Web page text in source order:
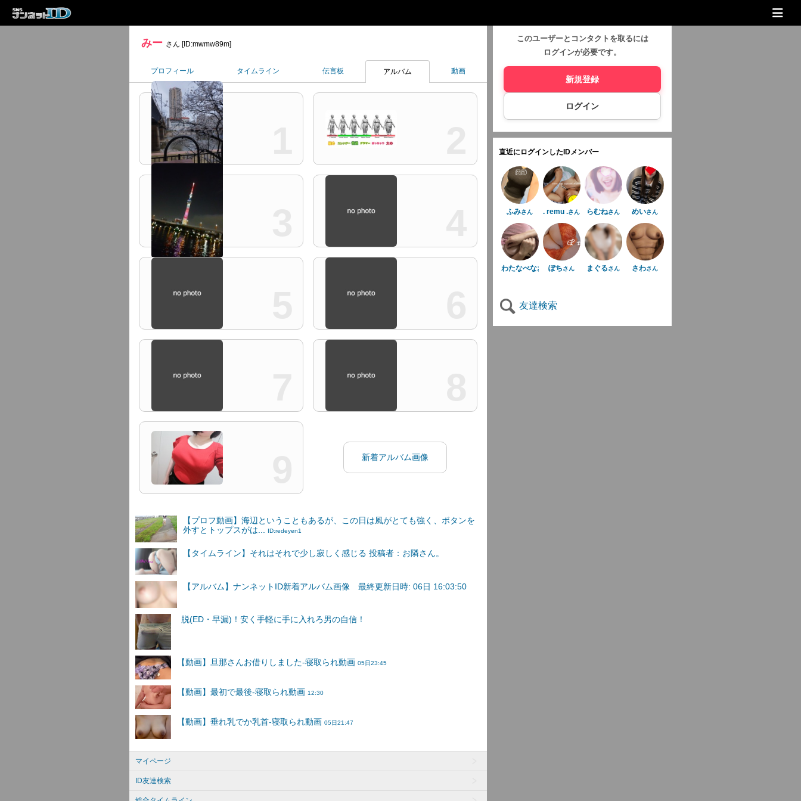
みー さん [ID:mwmw89m]
プロフィール タイムライン 伝言板 アルバム 動画
新着アルバム画像
【プロフ動画】海辺ということもあるが、この日は風がとても強く、ボタンを
外すとトップスがは...
ID:redeyen1
【タイムライン】それはそれで少し寂しく感じる 投稿者：お隣さん。
【アルバム】ナンネットID新着アルバム画像 最終更新日時: 06日 16:03:50
マイページ
ID友達検索
このユーザーとコンタクトを取るには
ログインが必要です。
新規登録
ログイン
直近にログインしたIDメンバー
ふみさん . remu .さん らむねさん めいさん
わたなべなおみさん
ぽちさん まぐるさん さわさん
友達検索